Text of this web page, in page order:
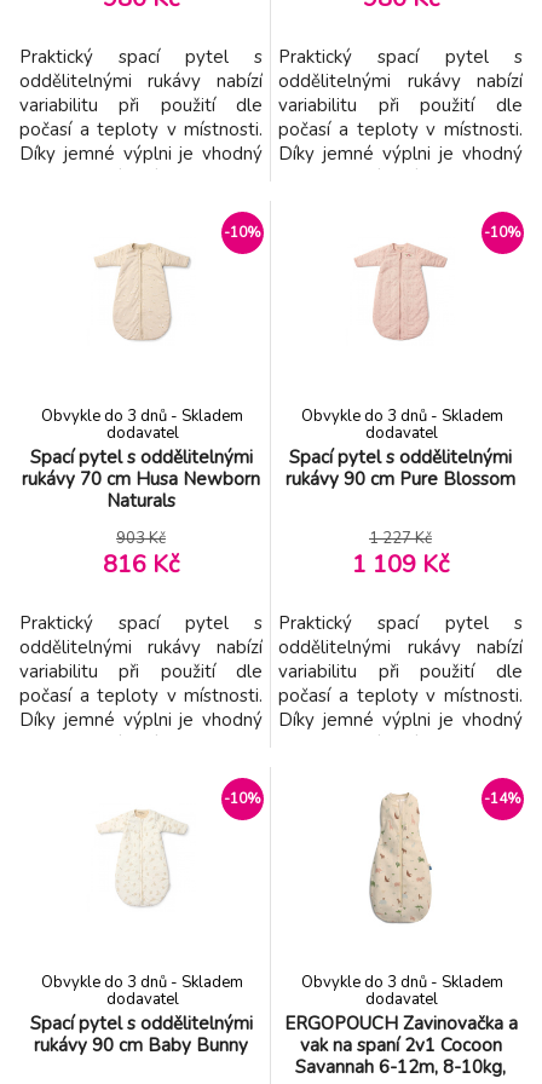
Praktický spací pytel s
oddělitelnými rukávy nabízí
variabilitu při použití dle
počasí a teploty v místnosti.
Díky jemné výplni je vhodný
v noci neodkope a bude tak
po celou dobu spánku v
pohodlí a teple bez rizika
prochladnutí. Kryté zipy v
průramcích umožňují snadné
Praktický spací pytel s
oddělitelnými rukávy nabízí
variabilitu při použití dle
počasí a teploty v místnosti.
Díky jemné výplni je vhodný
noci neodkope a bude tak po
celou dobu spánku v pohodlí
a teple bez rizika
prochladnutí. Kryté zipy v
průramcích umožňují snadné
-10%
Spací pytel s oddělitelnými
rukávy 70 cm Husa Newborn
Naturals
Obvykle do 3 dnů - Skladem
dodavatel
903 Kč
816 Kč
Praktický spací pytel s
oddělitelnými rukávy nabízí
variabilitu při použití dle
počasí a teploty v místnosti.
Díky jemné výplni je vhodný
v noci neodkope a bude tak
po celou dobu spánku v
pohodlí a teple bez rizika
prochladnutí. Kryté zipy v
průramcích umožňují snadné
-10%
Spací pytel s oddělitelnými
rukávy 90 cm Pure Blossom
Obvykle do 3 dnů - Skladem
dodavatel
1 227 Kč
1 109 Kč
Praktický spací pytel s
oddělitelnými rukávy nabízí
variabilitu při použití dle
počasí a teploty v místnosti.
Díky jemné výplni je vhodný
noci neodkope a bude tak po
celou dobu spánku v pohodlí
a teple bez rizika
prochladnutí. Kryté zipy v
průramcích umožňují snadné
oddělení ruk
-10%
Spací pytel s oddělitelnými
rukávy 90 cm Baby Bunny
Obvykle do 3 dnů - Skladem
dodavatel
-14%
ERGOPOUCH Zavinovačka a
vak na spaní 2v1 Cocoon
Savannah 6-12m, 8-10kg,
Obvykle do 3 dnů - Skladem
dodavatel